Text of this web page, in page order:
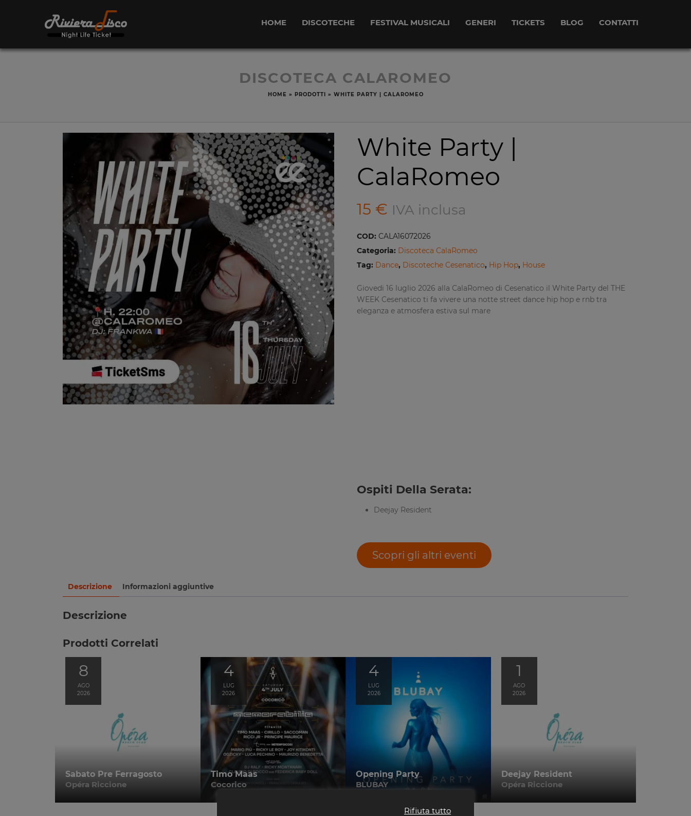
HOME DISCOTECHE FESTIVAL MUSICALI GENERI TICKETS BLOG CONTATTI
DISCOTECA CALAROMEO
HOME » PRODOTTI » WHITE PARTY | CALAROMEO
White Party |
CalaRomeo
15 € IVA inclusa
COD: CALA16072026
Categoria: Discoteca CalaRomeo
Tag: Dance, Discoteche Cesenatico, Hip Hop, House
Giovedi 16 luglio 2026 alla CalaRomeo di Cesenatico il White Party del THE
WEEK Cesenatico ti fa vivere una notte street dance hip hop e rnb tra
eleganza e atmosfera estiva sul mare
Ospiti Della Serata:
Deejay Resident
Scopri gli altri eventi
Descrizione Informazioni aggiuntive
Descrizione
Prodotti Correlati
8
AGO
2026
Sabato Pre Ferragosto
Opéra Riccione
4
LUG
2026
Timo Maas
Cocorico
4
LUG
2026
Opening Party
BLUBAY
1
AGO
2026
Deejay Resident
Opéra Riccione
Rifiuta tutto